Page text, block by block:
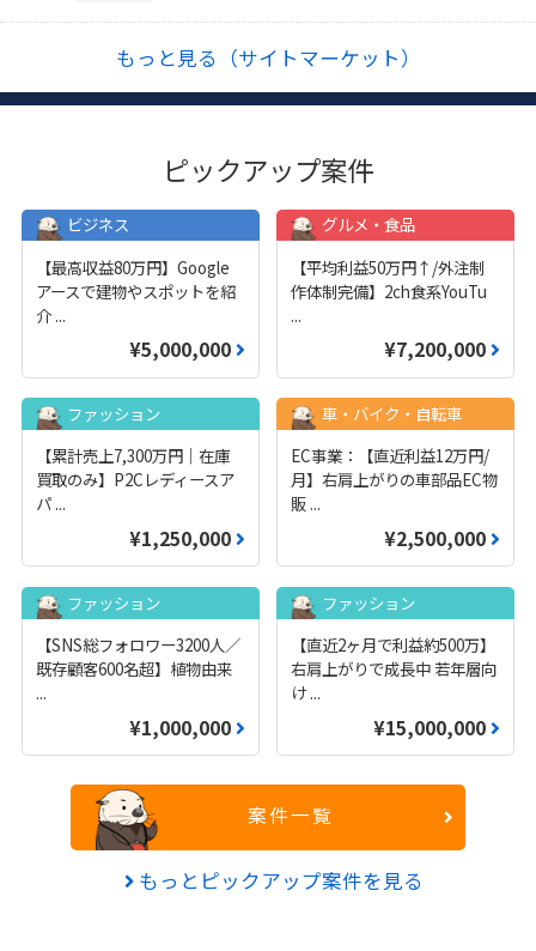
もっと見る（サイトマーケット）
ピックアップ案件
ビジネス
【最高収益80万円】Google
アースで建物やスポットを紹
介 ...
¥5,000,000
グルメ・食品
【平均利益50万円↑/外注制
作体制完備】2ch食系YouTu
...
¥7,200,000
ファッション
【累計売上7,300万円｜在庫
買取のみ】P2Cレディースア
パ ...
¥1,250,000
車・バイク・自転車
EC事業：【直近利益12万円/
月】右肩上がりの車部品EC物
販 ...
¥2,500,000
ファッション
【SNS総フォロワー3200人／
既存顧客600名超】植物由来
...
¥1,000,000
ファッション
【直近2ヶ月で利益約500万】
右肩上がりで成長中 若年層向
け...
¥15,000,000
案件一覧
もっとピックアップ案件を見る